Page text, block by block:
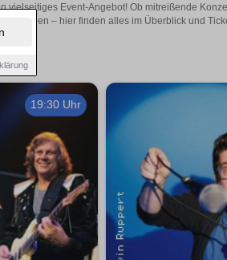
Event-Angebot! Ob mitreißende
– hier finden alles im Überblick und
19:30 Uhr